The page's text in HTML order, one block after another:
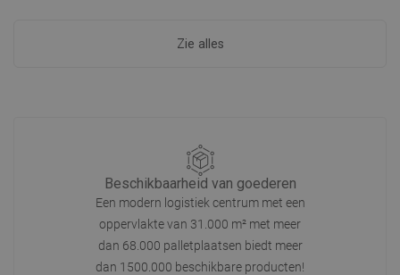
Zie alles
Beschikbaarheid van goederen
Een modern logistiek centrum met een
oppervlakte van 31.000 m² met meer
dan 68.000 palletplaatsen biedt meer
dan 1500.000 beschikbare producten!